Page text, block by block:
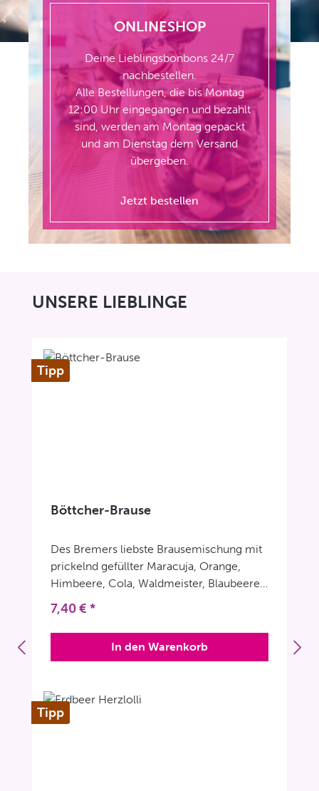
ONLINESHOP
Deine Lieblingsbonbons 24/7
nachbestellen.
Alle Bestellungen, die bis Montag
12:00 Uhr eingegangen und bezahlt
sind, werden am Montag gepackt
und am Dienstag dem Versand
übergeben.
Jetzt bestellen
UNSERE LIEBLINGE
Tipp
Böttcher-Brause
Des Bremers liebste Brausemischung mit
prickelnd gefüllter Maracuja, Orange,
Himbeere, Cola, Waldmeister, Blaubeere,
Aufgrund der dünnen Zuckerschicht der
Bonbons in Kombination mit der
Brausefüllung kann es bei der Böttcher-
Brausepulver und Bonbon-Stücke
absetzen.
Regulärer Preis:
7,40 € *
In den Warenkorb
Tipp